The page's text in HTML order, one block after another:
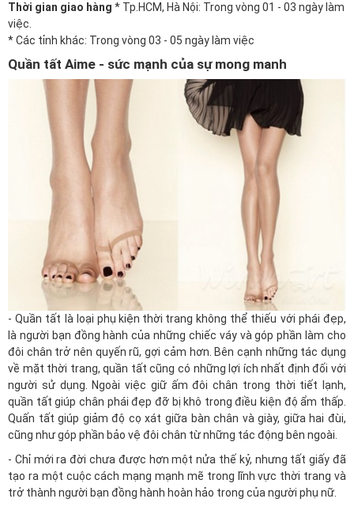
Thời gian giao hàng * Tp.HCM, Hà Nội: Trong vòng 01 - 03 ngày làm
việc.
* Các tỉnh khác: Trong vòng 03 - 05 ngày làm việc
Quần tất Aime - sức mạnh của sự mong manh
- Quần tất là loại phụ kiện thời trang không thể thiếu với phái đẹp,
là người bạn đồng hành của những chiếc váy và góp phần làm cho
đôi chân trở nên quyến rũ, gợi cảm hơn. Bên cạnh những tác dụng
về mặt thời trang, quần tất cũng có những lợi ích nhất định đối với
người sử dụng. Ngoài việc giữ ấm đôi chân trong thời tiết lạnh,
quần tất giúp chân phái đẹp đỡ bị khô trong điều kiện độ ẩm thấp.
Quấn tất giúp giảm độ cọ xát giữa bàn chân và giày, giữa hai đùi,
cũng như góp phần bảo vệ đôi chân từ những tác động bên ngoài.
- Chỉ mới ra đời chưa được hơn một nửa thế kỷ, nhưng tất giấy đã
tạo ra một cuộc cách mạng mạnh mẽ trong lĩnh vực thời trang và
trở thành người bạn đồng hành hoàn hảo trong của người phụ nữ.